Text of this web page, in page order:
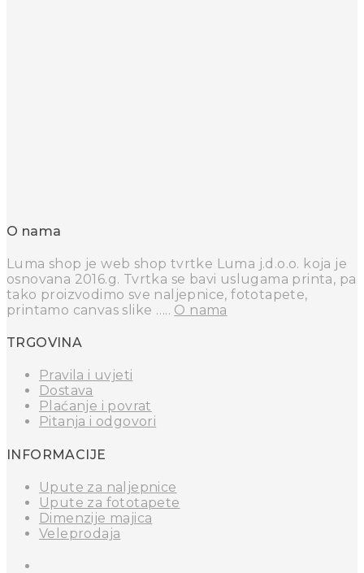
O nama
Luma shop je web shop tvrtke Luma j.d.o.o. koja je
osnovana 2016.g. Tvrtka se bavi uslugama printa, pa
tako proizvodimo sve naljepnice, fototapete,
printamo canvas slike ….. O nama
TRGOVINA
Pravila i uvjeti
Dostava
Plaćanje i povrat
Pitanja i odgovori
INFORMACIJE
Upute za naljepnice
Upute za fototapete
Dimenzije majica
Veleprodaja